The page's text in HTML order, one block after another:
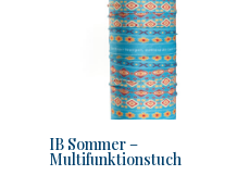
IB Sommer –
Multifunktionstuch